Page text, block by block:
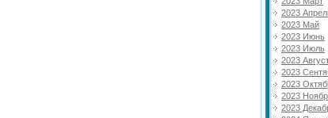
2023
2023 Май
2023 Июнь
2023 Июль
2023
2023
2023
2023
2023